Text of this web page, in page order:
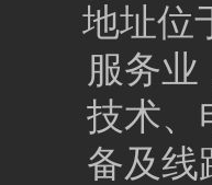
地址位
服务
技术、
备及线